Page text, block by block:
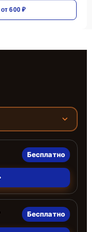
от 600 ₽
Бесплатно
Бесплатно